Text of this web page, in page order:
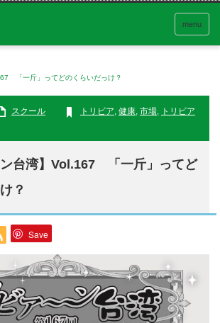
menu
「一斤」ってどのくらいだっけ？
スクール トリビア, 健康, 市場, トリビア
ン台湾】Vol.167 「一斤」ってど
？
Save